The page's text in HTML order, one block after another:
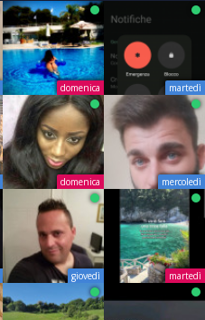
domenica martedì
domenica mercoledì
giovedì martedì